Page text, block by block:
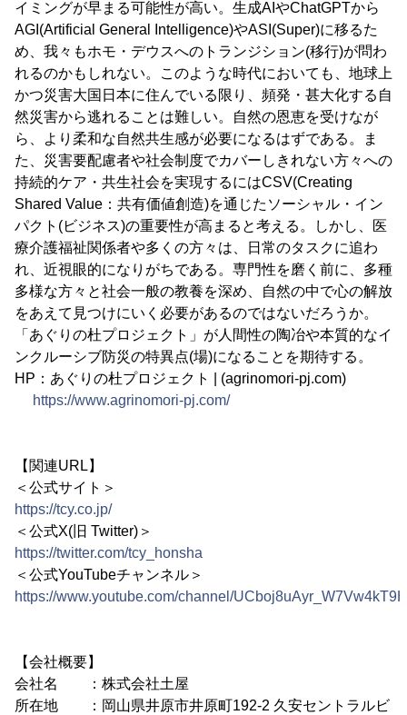
イミングが早まる可能性が高い。生成AIやChatGPTから
AGI(Artificial General Intelligence)やASI(Super)に移るた
め、我々もホモ・デウスへのトランジション(移行)が問わ
れるのかもしれない。このような時代においても、地球上
かつ災害大国日本に住んでいる限り、頻発・甚大化する自
然災害から逃れることは難しい。自然の恩恵を受けなが
ら、より柔和な自然共生感が必要になるはずである。ま
た、災害要配慮者や社会制度でカバーしきれない方々への
持続的ケア・共生社会を実現するにはCSV(Creating
Shared Value：共有価値創造)を通じたソーシャル・イン
パクト(ビジネス)の重要性が高まると考える。しかし、医
療介護福祉関係者や多くの方々は、日常のタスクに追わ
れ、近視眼的になりがちである。専門性を磨く前に、多種
多様な方々と社会一般の教養を深め、自然の中で心の解放
をあえて見つけにいく必要があるのではないだろうか。
「あぐりの杜プロジェクト」が人間性の陶冶や本質的なイ
ンクルーシブ防災の特異点(場)になることを期待する。
HP：あぐりの杜プロジェクト | (agrinomori-pj.com)
https://www.agrinomori-pj.com/
【関連URL】
＜公式サイト＞
https://tcy.co.jp/
＜公式X(旧 Twitter)＞
https://twitter.com/tcy_honsha
＜公式YouTubeチャンネル＞
https://www.youtube.com/channel/
【会社概要】
会社名 ：株式会社土屋
所在地 ：岡山県井原市井原町192-2 久安セントラルビ